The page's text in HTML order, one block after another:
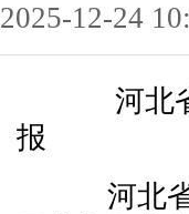
2025-12-24
河北省
报
河北省